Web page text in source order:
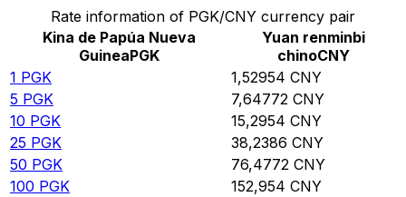
Rate information of PGK/CNY currency pair
Kina de Papúa Nueva
GuineaPGK
Yuan renminbi
chinoCNY
1 PGK 1,52954 CNY
5 PGK 7,64772 CNY
10 PGK 15,2954 CNY
25 PGK 38,2386 CNY
50 PGK 76,4772 CNY
100 PGK 152,954 CNY